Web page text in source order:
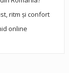
ritm și confort
online